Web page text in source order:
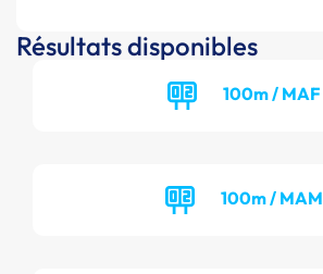
Résultats disponibles
100m / MAF
100m / MAM